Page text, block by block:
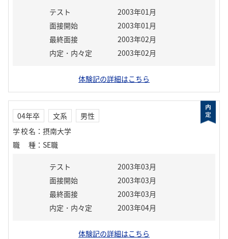
テスト
2003年01月
面接開始
2003年01月
最終面接
2003年02月
内定・内々定
2003年02月
体験記の詳細はこちら
04年卒 文系
男性
学校名 ： 摂南大学
職種 ： SE職
テスト
2003年03月
面接開始
2003年03月
最終面接
2003年03月
内定・内々定
2003年04月
体験記の詳細はこちら